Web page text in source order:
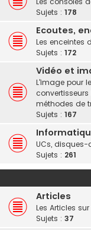
Sujets : 178
Ecoutes,
Les enceintes
Sujets : 172
Vidéo et
L'image pour
convertisseurs
méthodes de
Sujets : 167
UCs, disques-
Sujets : 261
Articles
Les Articles sur
Sujets : 37